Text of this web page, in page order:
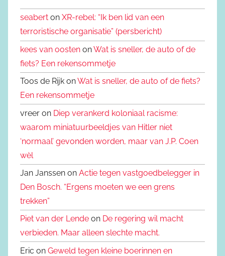
seabert on XR-rebel: “Ik ben lid van een
terroristische organisatie” (persbericht)
kees van oosten onWat is sneller, de auto of de
fiets? Een rekensommetje
Toos de Rijk onWat is sneller, de auto of de fiets?
Een rekensommetje
vreer on Diep verankerd koloniaal racisme:
waarom miniatuurbeeldjes van Hitler niet
‘normaal’ gevonden worden, maar van J.P. Coen
wèl
Jan Janssen on Actie tegen vastgoedbelegger in
Den Bosch. “Ergens moeten we een grens
trekken”
Piet van der Lende on De regering wil macht
verbieden. Maar alleen slechte macht.
Eric on Geweld tegen kleine boerinnen en